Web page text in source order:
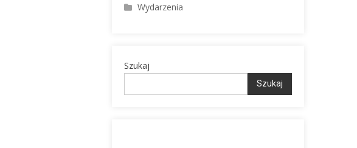
Wydarzenia
Szukaj
Szukaj